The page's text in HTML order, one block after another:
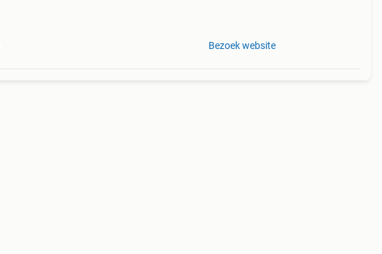
Bezoek website